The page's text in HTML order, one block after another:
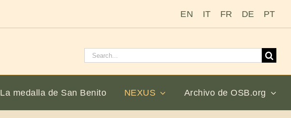
EN IT FR DE PT
Buscar:
La medalla de San Benito NEXUS Archivo de OSB.org